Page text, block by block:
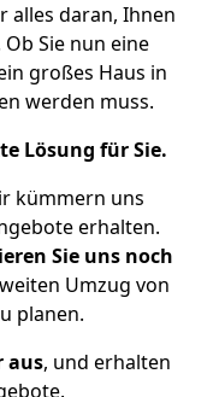
alles daran, Ihnen
Sie nun eine
großes Haus in
werden muss.
Lösung für Sie.
kümmern uns
erhalten.
Sie uns noch
Umzug von
planen.
aus, und erhalten